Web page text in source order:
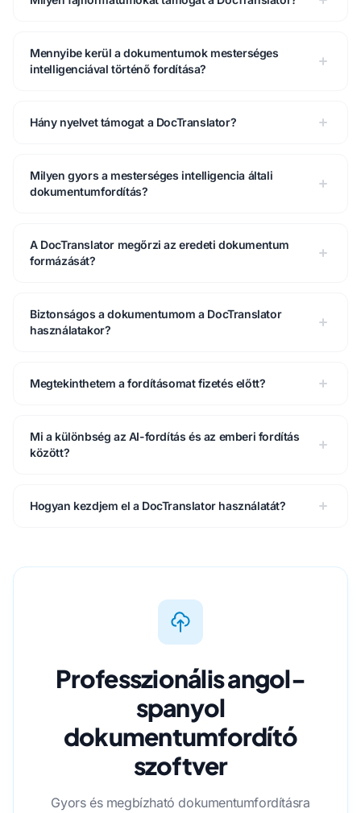
Mennyibe kerül a dokumentumok mesterséges
intelligenciával történő fordítása?
Hány nyelvet támogat a DocTranslator?
Milyen gyors a mesterséges intelligencia általi
dokumentumfordítás?
A DocTranslator megőrzi az eredeti dokumentum
formázását?
Biztonságos a dokumentumom a DocTranslator
használatakor?
Megtekinthetem a fordításomat fizetés előtt?
Mi a különbség az AI-fordítás és az emberi fordítás
között?
Hogyan kezdjem el a DocTranslator használatát?
Professzionális angol-
spanyol
dokumentumfordító
szoftver
Gyors és megbízható dokumentumfordításra